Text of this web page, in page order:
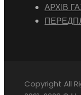
АРХІВ
Copyright All